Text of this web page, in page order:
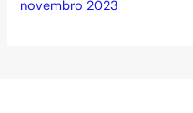
novembro 2023